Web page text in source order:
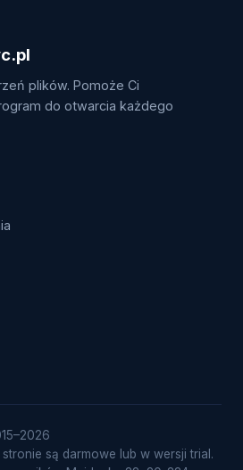
plików. Pomoże Ci
do otwarcia każdego
są darmowe lub w wersji trial.